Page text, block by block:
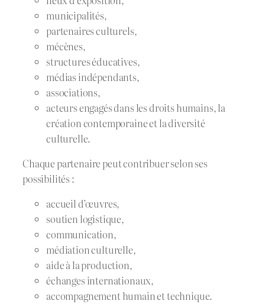
municipalités,
partenaires culturels,
mécènes,
structures éducatives,
médias indépendants,
associations,
acteurs engagés dans les droits humains, la
création contemporaine et la diversité
culturelle.
Chaque partenaire peut contribuer selon ses
possibilités :
accueil d’œuvres,
soutien logistique,
communication,
médiation culturelle,
aide à la production,
échanges internationaux,
accompagnement humain et technique.